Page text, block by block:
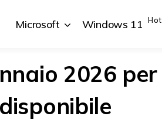
Microsoft Windows 11 Hot
2026 per